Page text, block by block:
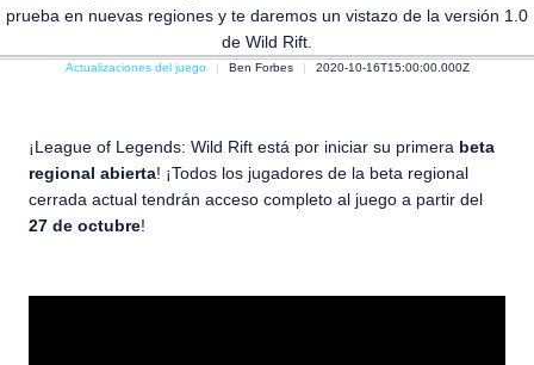
prueba en nuevas regiones y te daremos un vistazo de la versión 1.0
de Wild Rift.
Actualizaciones del juego Ben Forbes 2020-10-16T15:00:00.000Z
¡League of Legends: Wild Rift está por iniciar su primera beta
regional abierta! ¡Todos los jugadores de la beta regional
cerrada actual tendrán acceso completo al juego a partir del
27 de octubre!